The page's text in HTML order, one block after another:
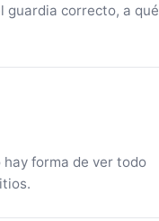
guardia correcto, a qué
forma de ver todo